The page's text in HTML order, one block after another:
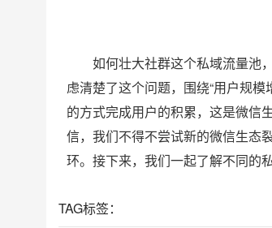
如何壮大社群这个私域流量池
虑清楚了这个问题，围绕“用户规
的方式完成用户的积累，这是微信
信，我们不得不尝试新的微信生态
环。接下来，我们一起了解不同的
TAG标签：